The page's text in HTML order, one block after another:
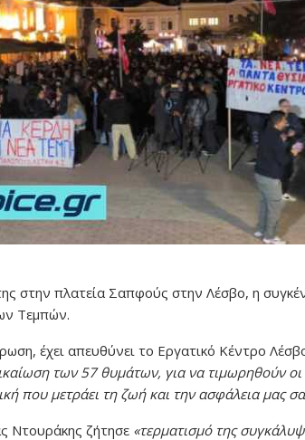
στην πλατεία Σαπφούς στην Λέσβο, η
Τεμπών.
έχει απευθύνει το Εργατικό Κέντρο
των 57 θυμάτων, για να τιμωρηθούν οι
που μετράει τη ζωή και την ασφάλεια μας
Ντουράκης ζήτησε «τερματισμό της